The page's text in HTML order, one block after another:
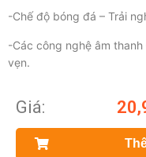
-Chế độ bóng đá – Trải
-Các công nghệ âm
vẹn.
Giá: